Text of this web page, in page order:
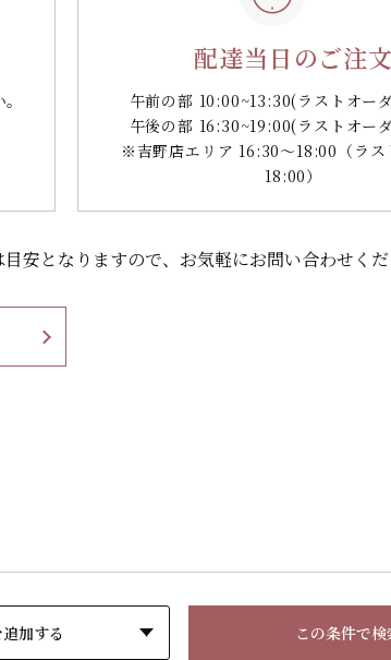
配達当日のご注文
午前の部 10:00~13:30(ラストオー
午後の部 16:30~19:00(ラストオー
※吉野店エリア 16:30～18:00（ラス
18:00）
安となりますので、 お気軽にお問い合わせくだ
加する この条件で検